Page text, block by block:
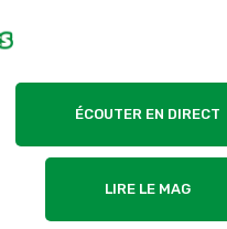
ÉCOUTER EN DIRECT
LIRE LE MAG